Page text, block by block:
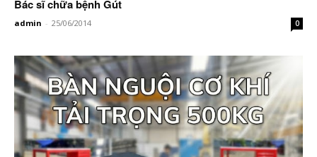
Bác sĩ chữa bệnh Gút
admin - 25/06/2014 0